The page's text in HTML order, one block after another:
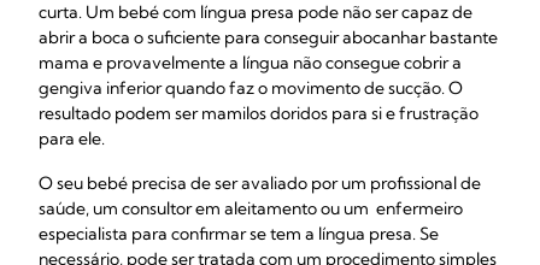
curta. Um bebé com língua presa pode não ser capaz de
abrir a boca o suficiente para conseguir abocanhar bastante
mama e provavelmente a língua não consegue cobrir a
gengiva inferior quando faz o movimento de sucção. O
resultado podem ser mamilos doridos para si e frustração
para ele.
O seu bebé precisa de ser avaliado por um profissional de
saúde, um consultor em aleitamento ou um enfermeiro
especialista para confirmar se tem a língua presa. Se
necessário, pode ser tratada com um procedimento simples